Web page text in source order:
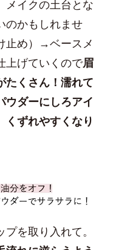
メイクの土台とな
のかもしれませ
止め）→ベースメ
上げていくので眉
たくさん！濡れて
ウダーにしろアイ
くずれやすくなり
を取り入れて。